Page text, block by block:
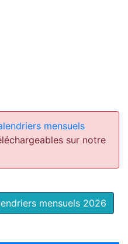
mensuels
sur notre
mensuels 2026